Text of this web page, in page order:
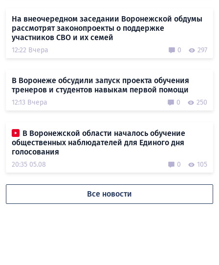
На внеочередном заседании Воронежской обдумы
рассмотрят законопроекты о поддержке
участников СВО и их семей
12:22 Вчера 0 297
В Воронеже обсудили запуск проекта обучения
тренеров и студентов навыкам первой помощи
12:13 Вчера 0 250
В Воронежской области началось обучение
общественных наблюдателей для Единого дня
голосования
20:35 05.08 0 105
Все новости